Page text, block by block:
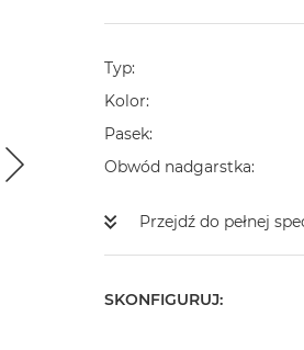
Typ
Kolor
Pasek
Obwód nadgarstka
Przejdź do pełnej
SKONFIGURUJ: